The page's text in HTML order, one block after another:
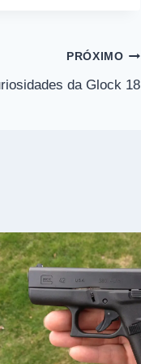
PRÓXIMO
da Glock 18